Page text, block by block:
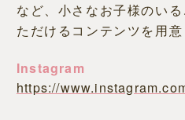
など、小さなお子様のい
ただけるコンテンツを用意
Instagram
https://